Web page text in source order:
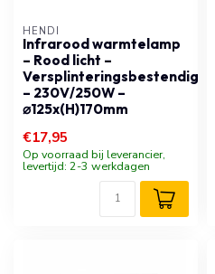
HENDI
Infrarood warmtelamp
– Rood licht –
Versplinteringsbestendig
– 230V/250W –
⌀125x(H)170mm
€17,95
Op voorraad bij leverancier,
levertijd: 2-3 werkdagen